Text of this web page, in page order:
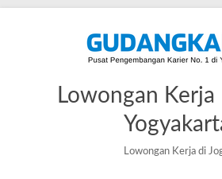
Lowongan Kerja
Lowongan Kerja di